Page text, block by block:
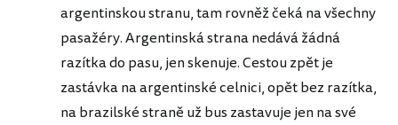
argentinskou stranu, tam rovněž čeká na všechny
pasažéry. Argentinská strana nedává žádná
razítka do pasu, jen skenuje. Cestou zpět je
zastávka na argentinské celnici, opět bez razítka,
na brazilské straně už bus zastavuje jen na své